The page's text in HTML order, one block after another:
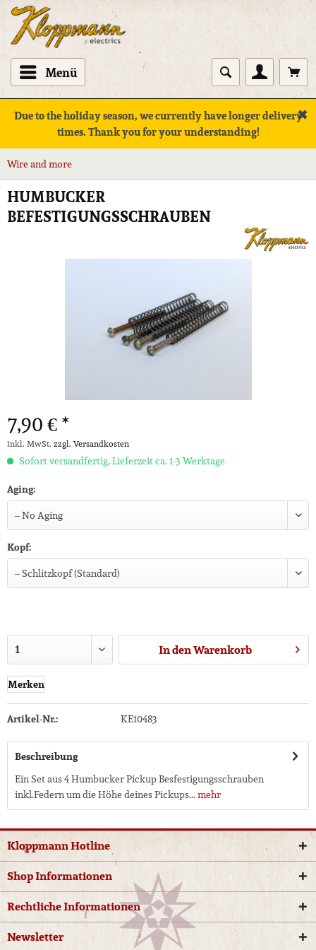
Menü
Due to the holiday season, we currently have longer delivery
times. Thank you for your understanding!
✖
Wire and more
HUMBUCKER
BEFESTIGUNGSSCHRAUBEN
7,90 € *
inkl. MwSt. zzgl. Versandkosten
Sofort versandfertig, Lieferzeit ca. 1-3 Werktage
Aging:
Kopf:
In denWarenkorb
Merken
Artikel-Nr.: KE10483
Beschreibung
Ein Set aus 4 Humbucker Pickup Besfestigungsschrauben
inkl.Federn um die Höhe deines Pickups...mehr
Kloppmann Hotline
Shop Informationen
Rechtliche Informationen
Newsletter